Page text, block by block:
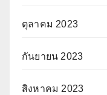
ตุลาคม 2023
กันยายน 2023
สิงหาคม 2023